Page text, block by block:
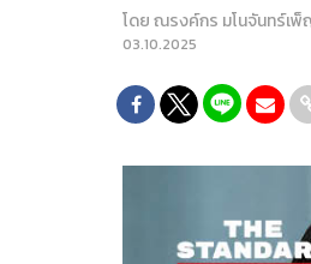
โดยณรงค์กร มโนจันทร์เ
03.10.2025